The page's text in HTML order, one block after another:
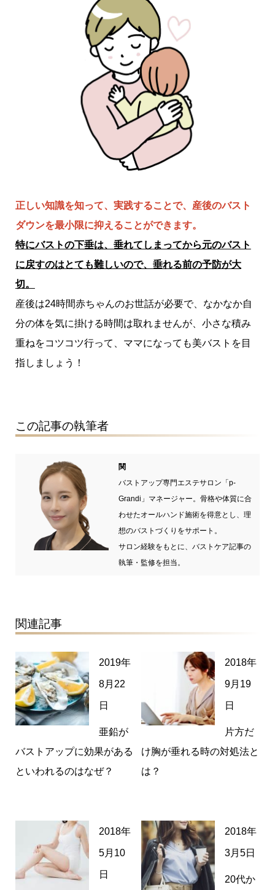
正しい知識を知って、実践することで、産後のバスト
ダウンを最小限に抑えることができます。
特にバストの下垂は、垂れてしまってから元のバスト
に戻すのはとても難しいので、垂れる前の予防が大
切。
産後は24時間赤ちゃんのお世話が必要で、なかなか自
分の体を気に掛ける時間は取れませんが、小さな積み
重ねをコツコツ行って、ママになっても美バストを目
指しましょう！
この記事の執筆者
関
バストアップ専門エステサロン「p-
Grandi」マネージャー。骨格や体質に合
わせたオールハンド施術を得意とし、理
想のバストづくりをサポート。
サロン経験をもとに、バストケア記事の
執筆・監修を担当。
関連記事
2019年
8月22
日
亜鉛が
バストアップに効果がある
といわれるのはなぜ？
2018年
9月19
日
片方だ
け胸が垂れる時の対処法と
は？
2018年
5月10
日
2018年
3月5日
20代か